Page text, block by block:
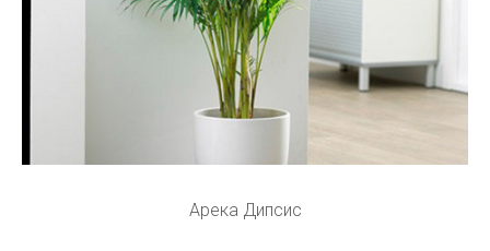
Арека Дипсис